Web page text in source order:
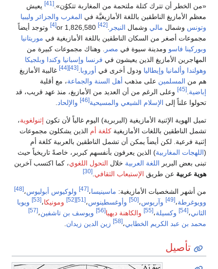
كتلة ملتحمة من المغاربة تتكوٌن».
يعيش
باللغة الأمازيغيَّة فيالمغرب والجزائر وليبيا
ماليوشمالالنيجر .
or 1,826,580
وتوجد أيضاً
السكان الناطقين باللغة الأمازيغية فيموريتانيا
سيوة فيمصر. وهناك مجموعات كبيرة من
الذين يعيشون فيفرنسا وإسبانيا وكندا وبلجيكا
وإيطالياودول أخرى فيأوروبا.
غالبية الأمازيغ
على مذهبأهل السنة والجماعة، مع أقلية
الرغم من أن العديد من الأمازيغ، منذ عهد قريب، قد
الإسلام الشيعي
والمسيحية والإلحاد.
الأمازيغية (البربرية) اليوم غالباً لأن تكونإثنولغوية،
الأمازيغيةكلغة أمالذين يشكلون مجموعات
أيضاً يمكن أن تشمل الناطقين بالعربية كلغة أم
) الذين يعرفون بأنفسهم كبربر، خاصةً تاريخياً حيث
اللغة العربية خلال التحول اللغوي ، كما اكتسب آخرين
الإستيعاب الثقافي.
الأمازيغية:ماسينيسا،[47] ولوكيوس أبوليوس،
وآريوس،[50] وأوغسطينوس ، [52] ومونيكا،
ويوبا
والكاهنة ديهيا ويوسف بن تاشفين ،
الخطابي ، زين الدين زيدان.